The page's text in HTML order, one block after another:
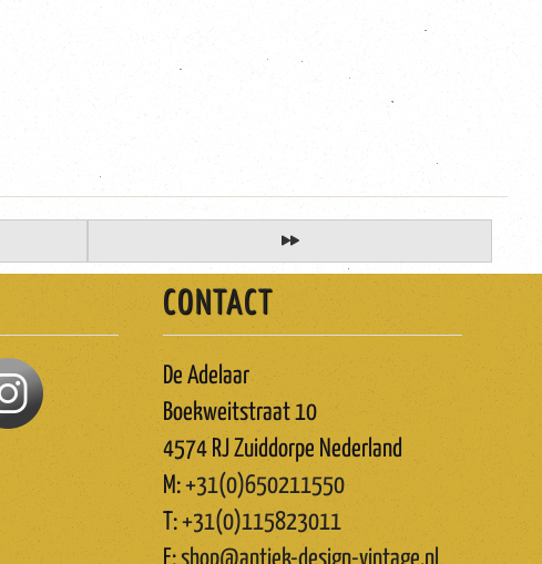
CONTACT
De Adelaar
Boekweitstraat 10
4574 RJ Zuiddorpe Nederland
M:+31(0)650211550
T:+31(0)115823011